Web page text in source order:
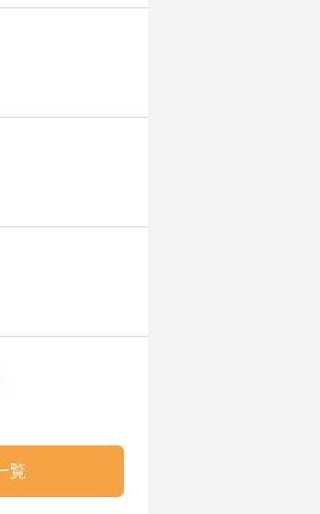
覧